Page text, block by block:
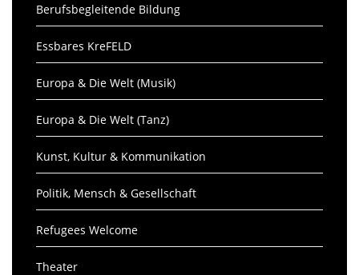
Berufsbegleitende Bildung
Essbares KreFELD
Europa & Die Welt (Musik)
Europa & Die Welt (Tanz)
Kunst, Kultur & Kommunikation
Politik, Mensch & Gesellschaft
Refugees Welcome
Theater